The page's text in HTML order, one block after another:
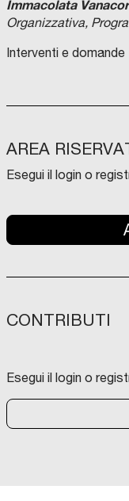
Immacolata
Organizzativa,
Interventi e domande
AREA
Esegui il login o
CONTRIBUTI
Esegui il login o